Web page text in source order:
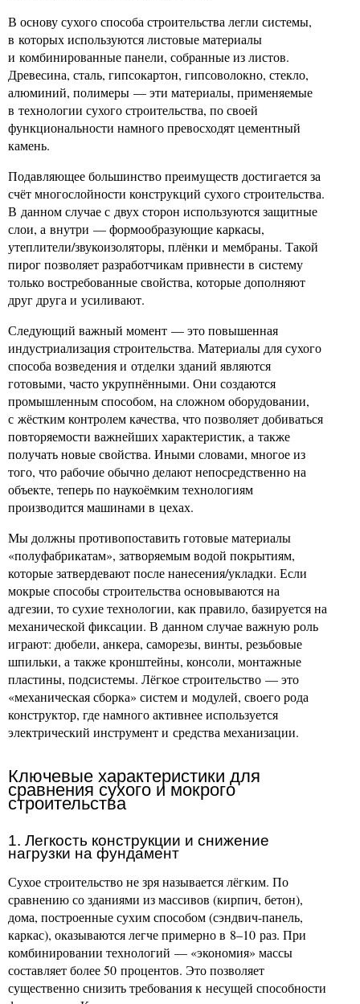
В основу сухого способа строительства легли системы,
в которых используются листовые материалы
и комбинированные панели, собранные из листов.
Древесина, сталь, гипсокартон, гипсоволокно, стекло,
алюминий, полимеры — эти материалы, применяемые
в технологии сухого строительства, по своей
функциональности намного превосходят цементный
камень.
Подавляющее большинство преимуществ достигается за
счёт многослойности конструкций сухого строительства.
В данном случае с двух сторон используются защитные
слои, а внутри — формообразующие каркасы,
утеплители/звукоизоляторы, плёнки и мембраны. Такой
пирог позволяет разработчикам привнести в систему
только востребованные свойства, которые дополняют
друг друга и усиливают.
Следующий важный момент — это повышенная
индустриализация строительства. Материалы для сухого
способа возведения и отделки зданий являются
готовыми, часто укрупнёнными. Они создаются
промышленным способом, на сложном оборудовании,
с жёстким контролем качества, что позволяет добиваться
повторяемости важнейших характеристик, а также
получать новые свойства. Иными словами, многое из
того, что рабочие обычно делают непосредственно на
объекте, теперь по наукоёмким технологиям
производится машинами в цехах.
Мы должны противопоставить готовые материалы
«полуфабрикатам», затворяемым водой покрытиям,
которые затвердевают после нанесения/укладки. Если
мокрые способы строительства основываются на
адгезии, то сухие технологии, как правило, базируется на
механической фиксации. В данном случае важную роль
играют: дюбели, анкера, саморезы, винты, резьбовые
шпильки, а также кронштейны, консоли, монтажные
пластины, подсистемы. Лёгкое строительство — это
«механическая сборка» систем и модулей, своего рода
конструктор, где намного активнее используется
электрический инструмент и средства механизации.
Ключевые характеристики для
сравнения сухого и мокрого
строительства
1. Легкость конструкции и снижение
нагрузки на фундамент
Сухое строительство не зря называется лёгким. По
сравнению со зданиями из массивов (кирпич, бетон),
дома, построенные сухим способом (сэндвич-панель,
каркас), оказываются легче примерно в 8–10 раз. При
комбинировании технологий — «экономия» массы
составляет более 50 процентов. Это позволяет
существенно снизить требования к несущей способности